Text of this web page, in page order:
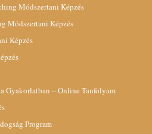
Módszertani Képzés
Módszertani Képzés
Képzés
Gyakorlatban – Online Tanfolyam
Program